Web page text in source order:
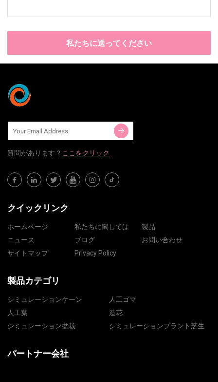
私たちに送ってください
質問​​があります？ ここをクリック
クイックリンク
ホームページ 私たちに関しては
製品
ニュース
ブログ
お問い合わせ
サイトマップ
Privacy Policy
製品カテゴリ
シミュレーションケーン
人工ゴマ
人工葉
造花
シミュレーション盆栽
シミュレーションプラント芝生
パートナー会社